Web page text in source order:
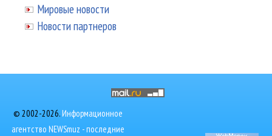
Мировые новости
Новости партнеров
© 2002-2026.Информационное
агентство NEWSmuz - последние